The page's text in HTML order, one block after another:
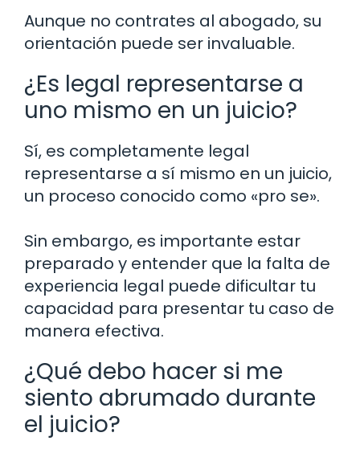
Aunque no contrates al abogado, su
orientación puede ser invaluable.
¿Es legal representarse a
uno mismo en un juicio?
Sí, es completamente legal
representarse a sí mismo en un juicio,
un proceso conocido como «pro se».
Sin embargo, es importante estar
preparado y entender que la falta de
experiencia legal puede dificultar tu
capacidad para presentar tu caso de
manera efectiva.
¿Qué debo hacer si me
siento abrumado durante
el juicio?